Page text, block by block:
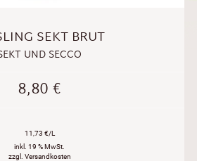
SEKT BRUT
UND SECCO
8,80€
11,73 €/L
inkl. 19 % MwSt.
zzgl. Versandkosten